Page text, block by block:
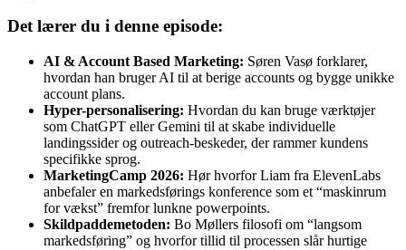
Det lærer du i denne episode:
AI & Account Based Marketing: Søren Vasø forklarer,
hvordan han bruger AI til at berige accounts og bygge unikke
account plans.
Hyper-personalisering: Hvordan du kan bruge værktøjer
som ChatGPT eller Gemini til at skabe individuelle
landingssider og outreach-beskeder, der rammer kundens
specifikke sprog.
MarketingCamp 2026: Hør hvorfor Liam fra ElevenLabs
anbefaler en markedsførings konference som et “maskinrum
for vækst” fremfor lunkne powerpoints.
Skildpaddemetoden: Bo Møllers filosofi om “langsom
markedsføring” og hvorfor tillid til processen slår hurtige